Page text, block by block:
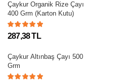
Çaykur Organik Rize Çayı
400 Grm (Karton Kutu)
287,38 TL
Çaykur Altınbaş Çayı 500
Grm